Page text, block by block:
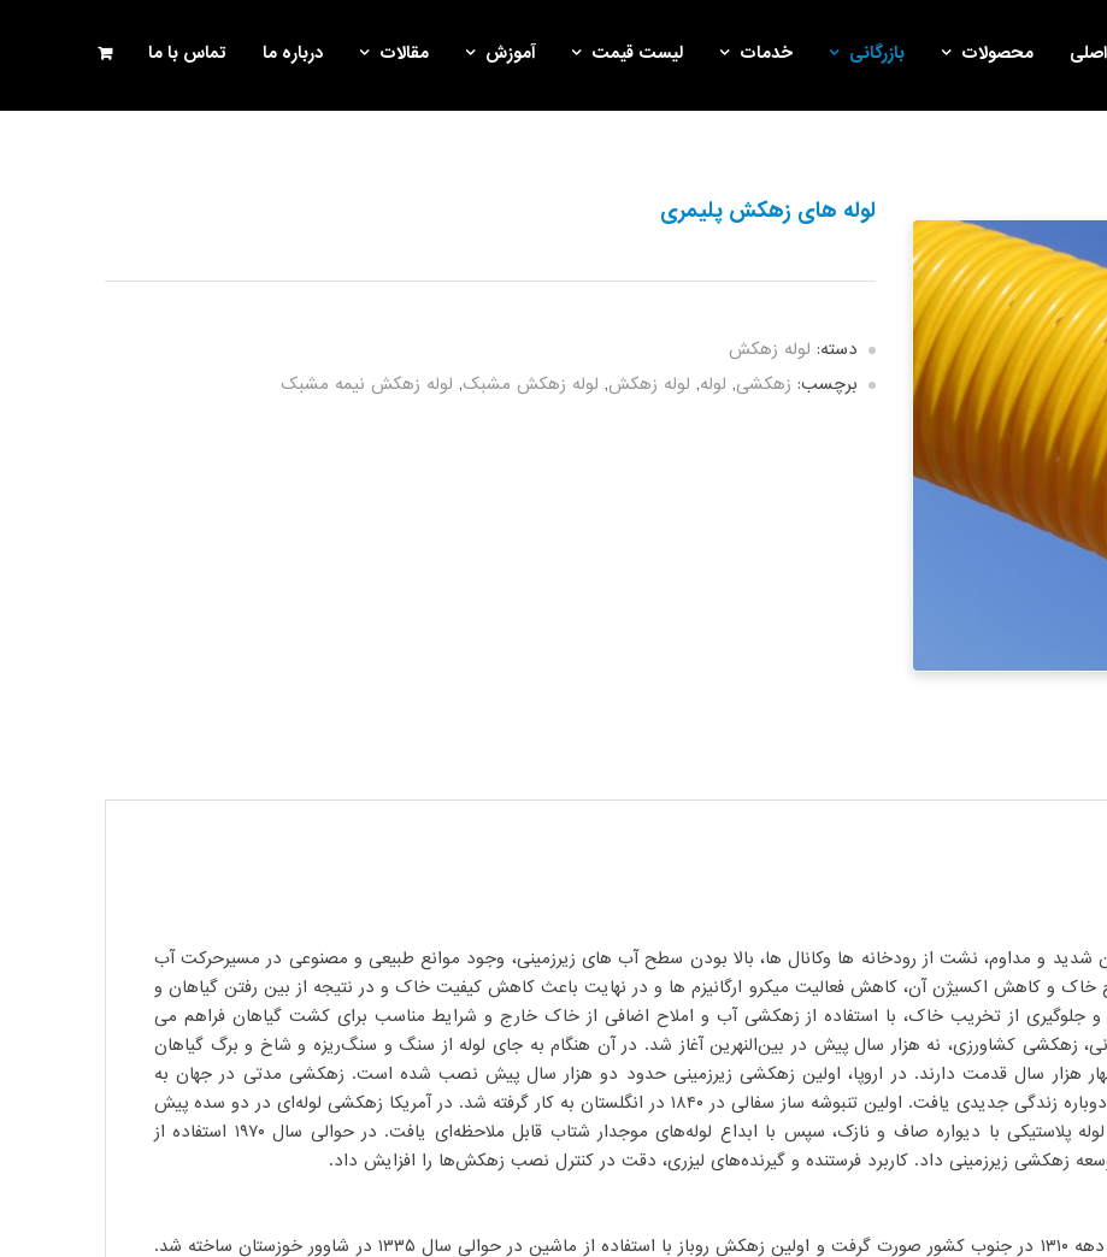
محصولات بازرگانی خدمات لیست قیمت آموزش مقالات درباره ما تماس با ما
لوله های زهکش پلیمری
دسته: لوله زهکش
برچسب: زهکشی, لوله, لوله زهکش, لوله زهکش مشبک, لوله زهکش نیمه مشبک
شدید و مداوم، نشت از رودخانه ها وکانال ها، بالا بودن سطح آب های زیرزمینی، وجود موانع طبیعی و مصنوعی در مسیرحرکت آب
و کاهش اکسیژن آن، کاهش فعالیت میکرو ارگانیزم ها و در نهایت باعث کاهش کیفیت خاک و در نتیجه از بین رفتن گیاهان و
جلوگیری از تخریب خاک، با استفاده از زهکشی آب و املاح اضافی از خاک خارج و شرایط مناسب برای کشت گیاهان فراهم می
زهکشی کشاورزی، نه هزار سال پیش در بین‌النهرین آغاز شد. در آن هنگام به جای لوله از سنگ و سنگ‌ریزه و شاخ و برگ گیاهان
هزار سال قدمت دارند. در اروپا، اولین زهکشی زیرزمینی حدود دو هزار سال پیش نصب شده‌ است. زهکشی مدتی در جهان به
فراموشی سپرده شد تا اینکه در ۱۵۴۴ در انگلستان دوباره زندگی جدیدی یافت. اولین تنبوشه ساز سفالی در ۱۸۴۰ در انگلستان به کار گرفته شد. در آمریکا زهکشی لوله‌ای در دو سده پیش
آغاز شد. زهکشی در اوایل دهه ۱۹۶۰، با پیدایش لوله پلاستیکی با دیواره صاف و نازک، سپس با ابداع لوله‌های موجدار شتاب قابل ملاحظه‌ای یافت. در حوالی سال ۱۹۷۰ استفاده از
زهکشی زیرزمینی داد. کاربرد فرستنده و گیرنده‌های لیزری، دقت در کنترل نصب زهکش‌ها را افزایش داد.
احداث اولین شبکه‌های نوین آبیاری و زهکشی در دهه ۱۳۱۰ در جنوب کشور صورت گرفت و اولین زهکش روباز با استفاده از ماشین در حوالی سال ۱۳۳۵ در شاوور خوزستان ساخته شد.